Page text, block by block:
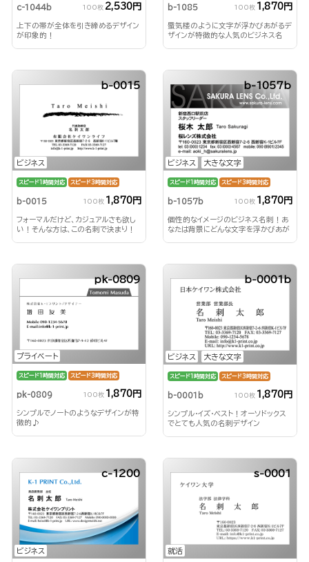
c-1044b 100枚 2,530円
上下の帯が全体を引き締めるデザイン
が印象的！
b-1085 100枚 1,870円
蜃気楼のように文字が浮かびあがるデ
ザインが特徴的な人気のビジネス名
ビジネス
b-0015
スピード1時間対応 スピード3時間対応
b-0015 100枚 1,870円
フォーマルだけど、カジュアルさも欲し
い！そんな方は、この名刺で決まり！
ビジネス 大きな文字
b-1057b
スピード1時間対応 スピード3時間対応
b-1057b 100枚 1,870円
個性的なイメージのビジネス名刺！あ
なたは背景にどんな文字を浮かびあが
プライベート
pk-0809
スピード1時間対応 スピード3時間対応
pk-0809 100枚 1,870円
シンプルでノートのようなデザインが特
徴的♪
ビジネス 大きな文字
b-0001b
スピード1時間対応 スピード3時間対応
b-0001b 100枚 1,870円
シンプル・イズ・ベスト！オーソドックス
でとても人気の名刺デザイン
ビジネス
c-1200
就活
s-0001